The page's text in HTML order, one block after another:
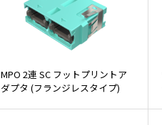
MPO 2連 SC フットプリントア
ダプタ (フランジレスタイプ)